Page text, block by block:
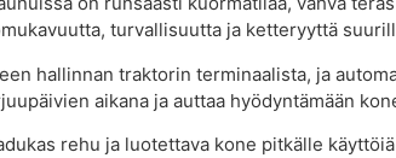
turvallisuutta ja ketteryyttä
hallinnan traktorin terminaalista, ja
aikana ja auttaa hyödyntämään
rehu ja luotettava kone pitkälle